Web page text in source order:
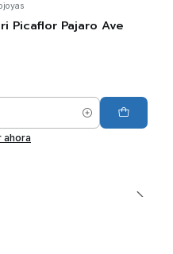
Picaflor Pajaro Ave
ahora